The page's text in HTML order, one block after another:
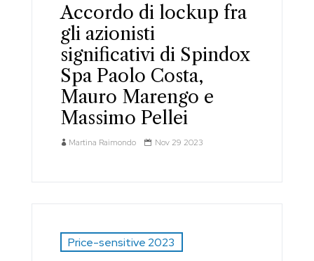
Accordo di lockup fra
gli azionisti
significativi di Spindox
Spa Paolo Costa,
Mauro Marengo e
Massimo Pellei
Martina Raimondo Nov 29 2023
Price-sensitive 2023